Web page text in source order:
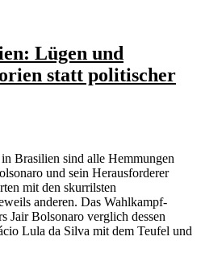
Lügen und
statt politischer
Brasilien sind alle Hemmungen
und sein Herausforderer
mit den skurrilsten
anderen. Das Wahlkampf-
Jair Bolsonaro verglich dessen
Lula da Silva mit dem Teufel und